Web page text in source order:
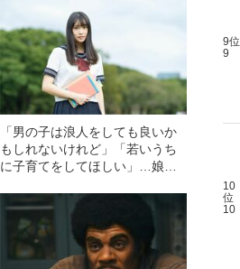
「男の子は浪人をしても良いか
もしれないけれど」「若いうち
に子育てをしてほしい」…娘に
い心情”
9位
9
10
位
10